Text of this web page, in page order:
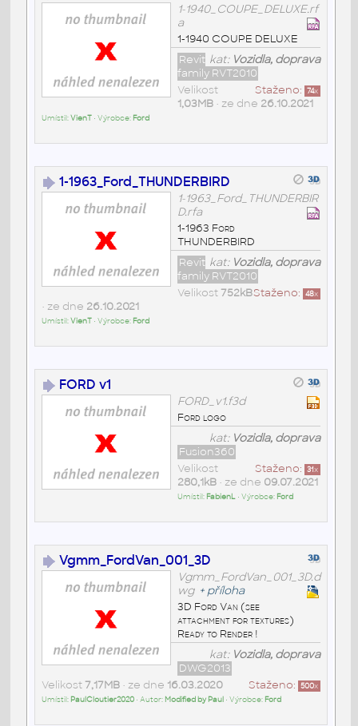
1-1940_COUPE_DELUXE.rf
a
1-1940 COUPE DELUXE
kat: Vozidla, doprava
Revit
family RVT2010
Staženo: 74x
Velikost
1,03MB• ze dne 26.10.2021
Umístil:VienT• Výrobce: Ford
1-1963_Ford_THUNDERBIRD
1-1963_Ford_THUNDERBIR
D.rfa
1-1963 Ford
THUNDERBIRD
kat: Vozidla, doprava
Revit
family RVT2010
Staženo: 48x
Velikost 752kB
• ze dne 26.10.2021
Umístil:VienT• Výrobce: Ford
FORD v1
FORD_v1.f3d
Ford logo
kat: Vozidla, doprava
Fusion360
Staženo: 31x
Velikost
280,1kB• ze dne 09.07.2021
Umístil: FabienL• Výrobce: Ford
Vgmm_FordVan_001_3D
Vgmm_FordVan_001_3D.d
wg + příloha
3D Ford Van (see
attachment for textures)
Ready to Render !
kat: Vozidla, doprava
DWG2013
Staženo: 500x
Velikost 7,17MB• ze dne 16.03.2020
Umístil: PaulCloutier2020• Autor: Modified by Paul • Výrobce: Ford